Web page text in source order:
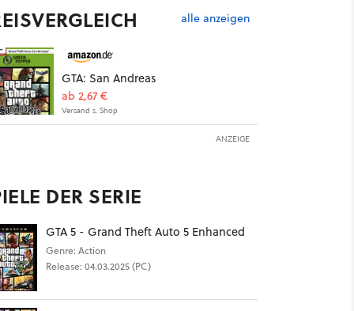
alle anzeigen
GTA: San Andreas
ab 2,67 €
Versand s. Shop
ANZEIGE
DER SERIE
GTA 5 - Grand Theft Auto 5 Enhanced
Genre: Action
Release: 04.03.2025 (PC)